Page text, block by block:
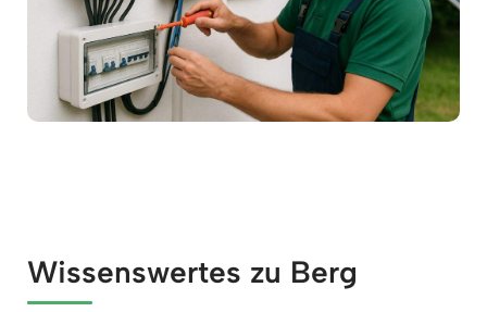
Wissenswertes zu Berg